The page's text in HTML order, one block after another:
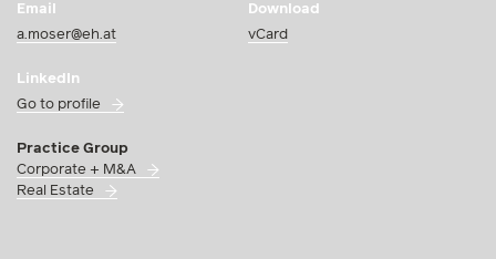
Email
a.moser@eh.at
Download
vCard
LinkedIn
Go to profile
Practice Group
Corporate + M&A
Real Estate